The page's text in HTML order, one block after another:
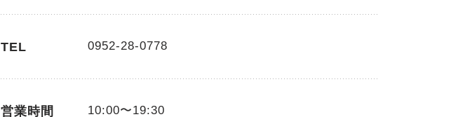
TEL 0952-28-0778
営業時間 10:00〜19:30